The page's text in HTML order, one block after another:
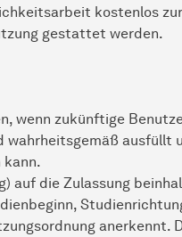
kostenlos
gestattet werden.
wenn zukünftige
wahrheitsgemäß ausfüllt
auf die Zulassung
anerkennt.